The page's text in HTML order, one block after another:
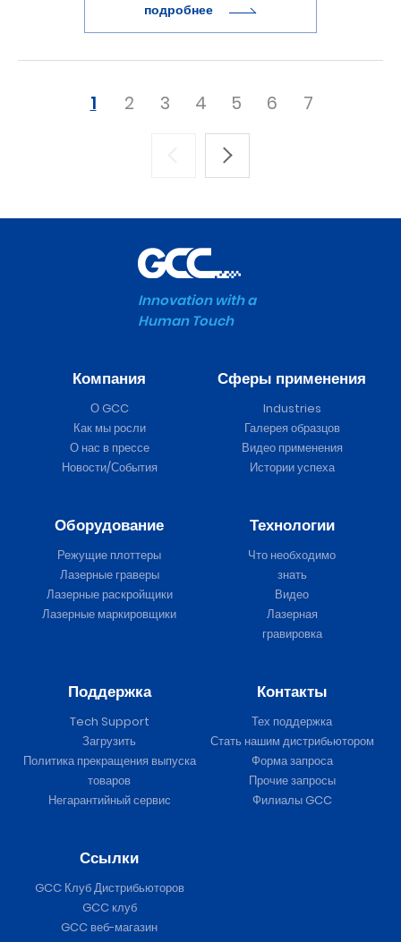
подробнее
1 2 3 4 5 6 7
Innovation with a
Human Touch
Компания
О GCC
Как мы росли
О нас в прессе
Новости/События
Сферы применения
Industries
Галерея образцов
Видео применения
Истории успеха
Оборудование
Режущие плоттеры
Лазерные граверы
Лазерные раскройщики
Лазерные маркировщики
Технологии
Что необходимо
знать
Видео
Лазерная
гравировка
Поддержка
Tech Support
Загрузить
Политика прекращения выпуска
товаров
Негарантийный сервис
Контакты
Тех поддержка
Стать нашим дистрибьютором
Форма запроса
Прочие запросы
Филиалы GCC
Ссылки
GCC Клуб Дистрибьюторов
GCC клуб
GCC веб-магазин